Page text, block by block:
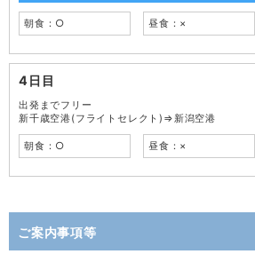
朝食：○ 昼食：×
4日目
出発までフリー
新千歳空港(フライトセレクト)⇒新潟空港
朝食：○ 昼食：×
ご案内事項等